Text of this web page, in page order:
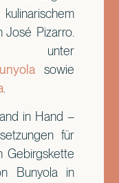
Pizarro.
unter
sowie
in Hand –
für
Gebirgskette
Bunyola in